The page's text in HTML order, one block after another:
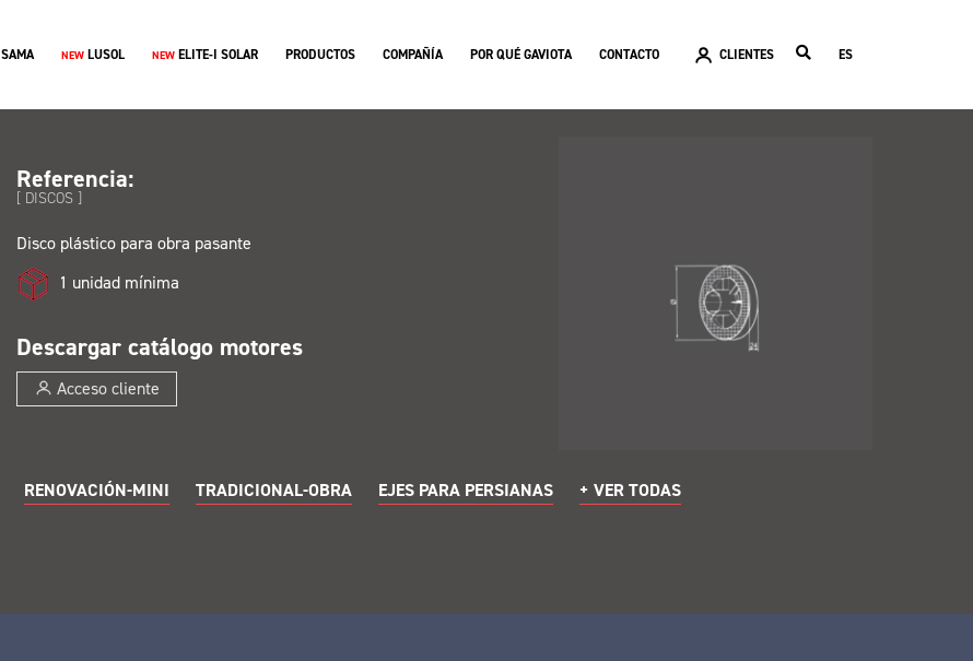
SAMA NEW LUSOL NEW ELITE-I SOLAR PRODUCTOS COMPAÑÍA POR QUÉ GAVIOTA CONTACTO CLIENTES ES
Referencia:
[ DISCOS ]
Disco plástico para obra pasante
1 unidad mínima
Descargar catálogo motores
Acceso cliente
RENOVACIÓN-MINI TRADICIONAL-OBRA EJES PARA PERSIANAS + VER TODAS